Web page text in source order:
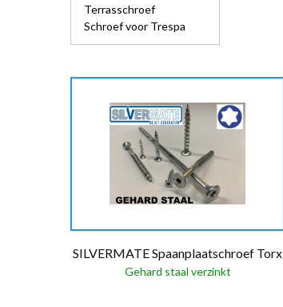
Terrasschroef
Schroef voor Trespa
SILVERMATE Spaanplaatschroef Torx
Gehard staal verzinkt